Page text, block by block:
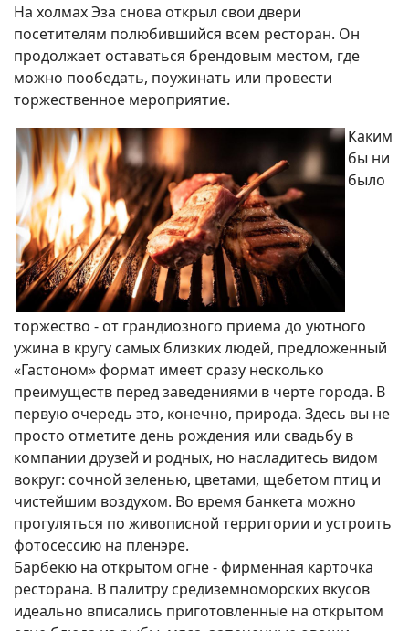
На холмах Эза снова открыл свои двери
посетителям полюбившийся всем ресторан. Он
продолжает оставаться брендовым местом, где
можно пообедать, поужинать или провести
торжественное мероприятие.
Каким
бы ни
было
торжество - от грандиозного приема до уютного
ужина в кругу самых близких людей, предложенный
«Гастоном» формат имеет сразу несколько
преимуществ перед заведениями в черте города. В
первую очередь это, конечно, природа. Здесь вы не
просто отметите день рождения или свадьбу в
компании друзей и родных, но насладитесь видом
вокруг: сочной зеленью, цветами, щебетом птиц и
чистейшим воздухом. Во время банкета можно
прогуляться по живописной территории и устроить
фотосессию на пленэре.
Барбекю на открытом огне - фирменная карточка
ресторана. В палитру средиземноморских вкусов
идеально вписались приготовленные на открытом